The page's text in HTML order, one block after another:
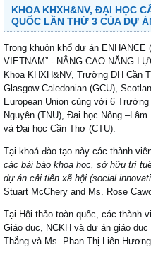
KHOA KHXH&NV, ĐẠI HỌC
QUỐC LẦN THỨ 3 CỦA DỰ
Trong khuôn khổ dự án ENHANCE
VIETNAM” - NÂNG CAO NĂNG
Khoa KHXH&NV, Trường ĐH Cần
Glasgow Caledonian (GCU),
European Union cùng với 6
Nguyên (TNU), Đại học Nông
và Đại học Cần Thơ (CTU).
Tại khoá đào tạo này các thành
các bài báo khoa học, sở hữu trí
dự án cải tiến xã hội (social
Stuart McChery and Ms. Rose
Tại Hội thảo toàn quốc, các thành
Giáo dục, NCKH và dự án giáo
Thắng và Ms. Phan Thị Liên Hương